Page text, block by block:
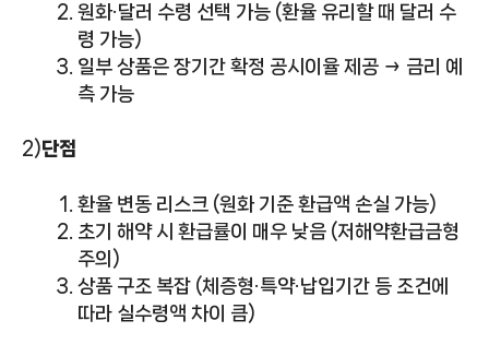
원화·달러 수령 선택 가능 (환율 유리할 때 달러 수
령 가능)
일부 상품은 장기간 확정 공시이율 제공 → 금리 예
측 가능
2)단점
환율 변동 리스크 (원화 기준 환급액 손실 가능)
초기 해약 시 환급률이 매우 낮음 (저해약환급금형
주의)
상품 구조 복잡 (체증형·특약·납입기간 등 조건에
따라 실수령액 차이 큼)